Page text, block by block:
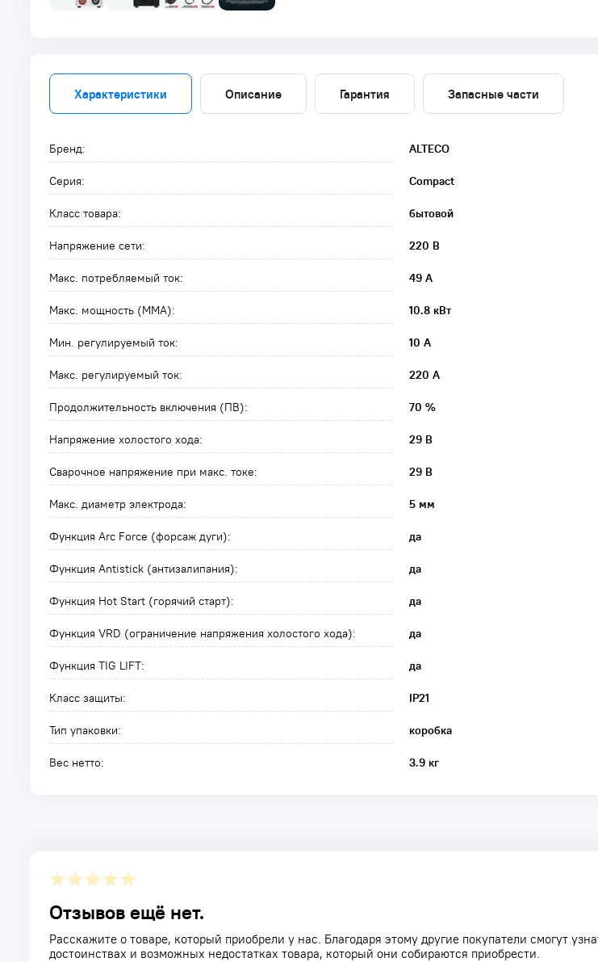
Характеристики Описание Гарантия Запасные части
Бренд: ALTECO
Серия: Compact
Класс товара: бытовой
Напряжение сети: 220 В
Макс. потребляемый ток: 49 А
Макс. мощность (MMA): 10.8 кВт
Мин. регулируемый ток: 10 А
Макс. регулируемый ток: 220 А
Продолжительность включения (ПВ): 70 %
Напряжение холостого хода: 29 В
Сварочное напряжение при макс. токе: 29 В
Макс. диаметр электрода: 5 мм
Функция Arc Force (форсаж дуги): да
Функция Antistick (антизалипания): да
Функция Hot Start (горячий старт): да
Функция VRD (ограничение напряжения холостого хода): да
Функция TIG LIFT: да
Класс защиты: IP21
Тип упаковки: коробка
Вес нетто: 3.9 кг
Отзывов ещё нет.
Расскажите о товаре, который приобрели у нас. Благодаря этому другие покупатели смогут
достоинствах и возможных недостатках товара, который они собираются приобрести.